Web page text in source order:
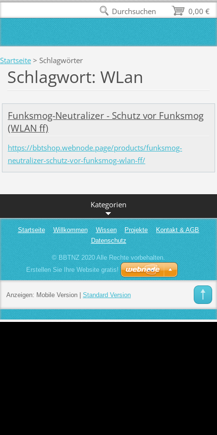
Startseite > Schlagwörter
Schlagwort: WLan
Funksmog-Neutralizer - Schutz vor Funksmog
(WLAN ff)
https://bbtshop.webnode.page/products/funksmog-
neutralizer-schutz-vor-funksmog-wlan-ff/
Kategorien
Startseite Willkommen Wissen Projekte
Kontakt & AGB
Datenschutz
© BBTNZ 2020 Alle Rechte vorbehalten.
Erstellen Sie Ihre Website gratis!
Anzeigen: Mobile Version| Standard Version
0,00 €
Durchsuchen